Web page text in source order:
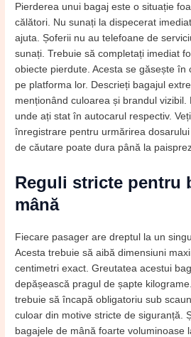
Pierderea unui bagaj este o situație
călători. Nu sunați la dispecerat
ajuta. Șoferii nu au telefoane de
sunați. Trebuie să completați imediat
obiecte pierdute. Acesta se găsește în
pe platforma lor. Descrieți bagajul
menționând culoarea și brandul vizibil.
unde ați stat în autocarul respectiv.
înregistrare pentru urmărirea
de căutare poate dura până la
Reguli stricte pentru
mână
Fiecare pasager are dreptul la un
Acesta trebuie să aibă dimensiuni
centimetri exact. Greutatea acestui
depășească pragul de șapte
trebuie să încapă obligatoriu sub
culoar din motive stricte de siguranță.
bagajele de mână foarte voluminoase